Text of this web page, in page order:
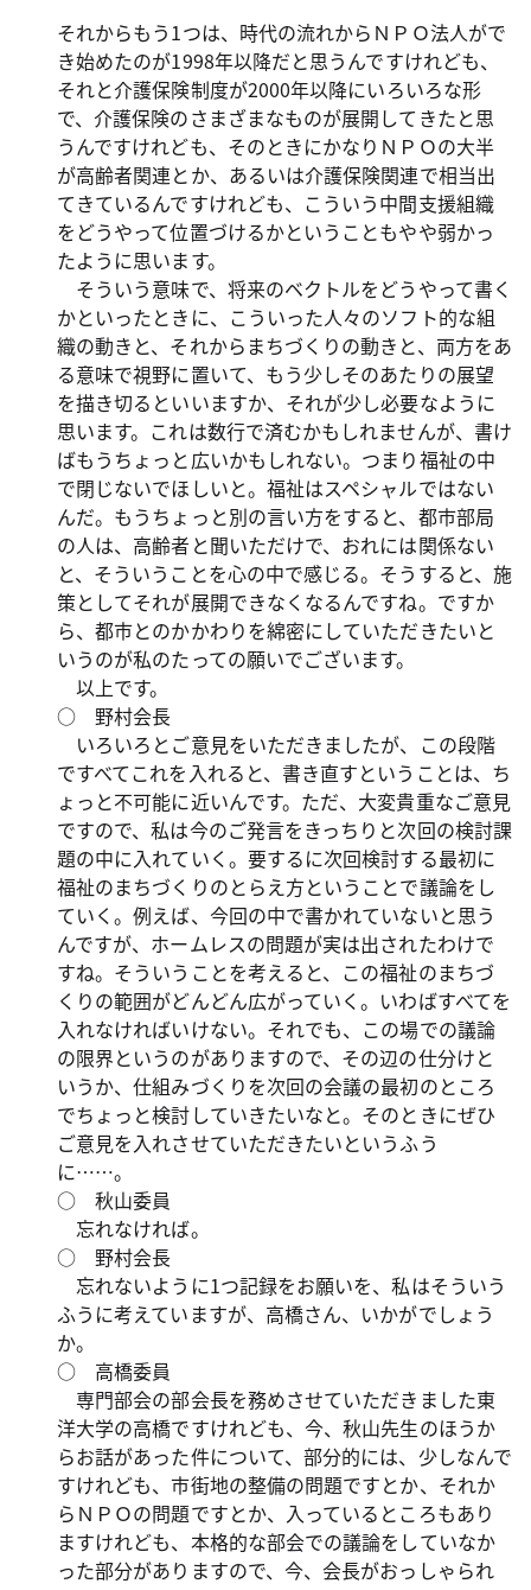
それからもう1つは、時代の流れからＮＰＯ法人がで
き始めたのが1998年以降だと思うんですけれども、
それと介護保険制度が2000年以降にいろいろな形
で、介護保険のさまざまなものが展開してきたと思
うんですけれども、そのときにかなりＮＰＯの大半
が高齢者関連とか、あるいは介護保険関連で相当出
てきているんですけれども、こういう中間支援組織
をどうやって位置づけるかということもやや弱かっ
たように思います。
そういう意味で、将来のベクトルをどうやって書く
かといったときに、こういった人々のソフト的な組
織の動きと、それからまちづくりの動きと、両方をあ
る意味で視野に置いて、もう少しそのあたりの展望
を描き切るといいますか、それが少し必要なように
思います。これは数行で済むかもしれませんが、書け
ばもうちょっと広いかもしれない。つまり福祉の中
で閉じないでほしいと。福祉はスペシャルではない
んだ。もうちょっと別の言い方をすると、都市部局
の人は、高齢者と聞いただけで、おれには関係ない
と、そういうことを心の中で感じる。そうすると、施
策としてそれが展開できなくなるんですね。ですか
ら、都市とのかかわりを綿密にしていただきたいと
いうのが私のたっての願いでございます。
以上です。
○ 野村会長
いろいろとご意見をいただきましたが、この段階
ですべてこれを入れると、書き直すということは、ち
ょっと不可能に近いんです。ただ、大変貴重なご意見
ですので、私は今のご発言をきっちりと次回の検討課
題の中に入れていく。要するに次回検討する最初に
福祉のまちづくりのとらえ方ということで議論をし
ていく。例えば、今回の中で書かれていないと思う
んですが、ホームレスの問題が実は出されたわけで
すね。そういうことを考えると、この福祉のまちづ
くりの範囲がどんどん広がっていく。いわばすべてを
入れなければいけない。それでも、この場での議論
の限界というのがありますので、その辺の仕分けと
いうか、仕組みづくりを次回の会議の最初のところ
でちょっと検討していきたいなと。そのときにぜひ
ご意見を入れさせていただきたいというふう
に……。
○ 秋山委員
忘れなければ。
○ 野村会長
忘れないように1つ記録をお願いを、私はそういう
ふうに考えていますが、高橋さん、いかがでしょう
か。
○ 高橋委員
専門部会の部会長を務めさせていただきました東
洋大学の高橋ですけれども、今、秋山先生のほうか
らお話があった件について、部分的には、少しなんで
すけれども、市街地の整備の問題ですとか、それか
らＮＰＯの問題ですとか、入っているところもあり
ますけれども、本格的な部会での議論をしていなか
った部分がありますので、今、会長がおっしゃられ